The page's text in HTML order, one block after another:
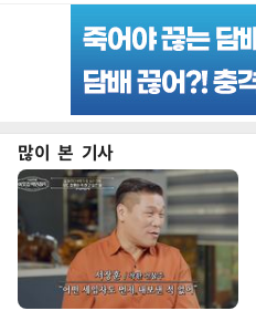
많이 본 기사